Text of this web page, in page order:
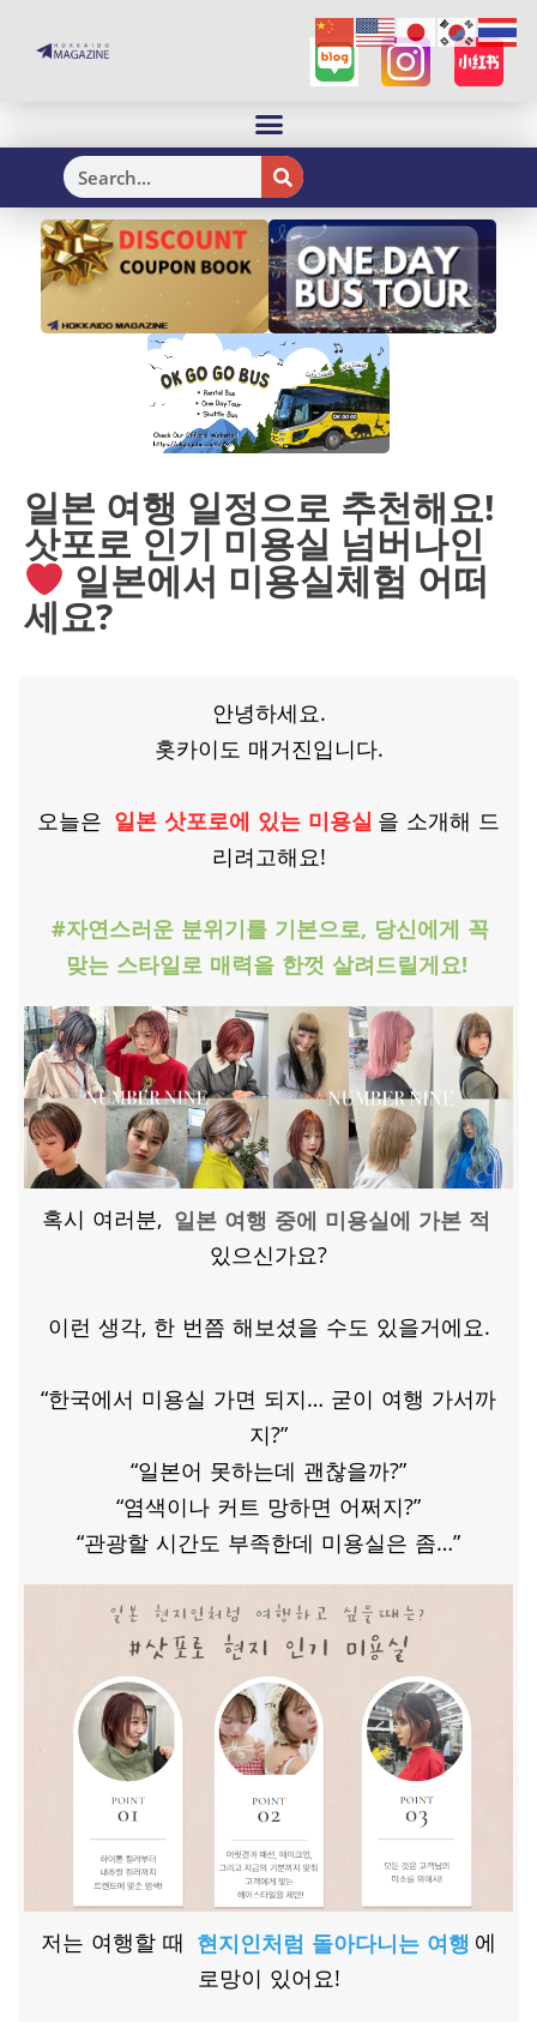
H
일본 여행 일정으로 추천해요!
삿포로 인기 미용실 넘버나인
일본에서 미용실체험 어떠
세요?
안녕하세요.
홋카이도 매거진입니다.
오늘은 일본 삿포로에 있는 미용실 을 소개해 드
리려고해요!
#자연스러운 분위기를 기본으로, 당신에게 꼭
맞는 스타일로 매력을 한껏 살려드릴게요!
혹시 여러분, 일본 여행 중에 미용실에 가본 적
있으신가요?
이런 생각, 한 번쯤 해보셨을 수도 있을거에요.
“한국에서 미용실 가면 되지… 굳이 여행 가서까
지?”
“일본어 못하는데 괜찮을까?”
“염색이나 커트 망하면 어쩌지?”
“관광할 시간도 부족한데 미용실은 좀…”
저는 여행할 때 현지인처럼 돌아다니는 여행 에
로망이 있어요!